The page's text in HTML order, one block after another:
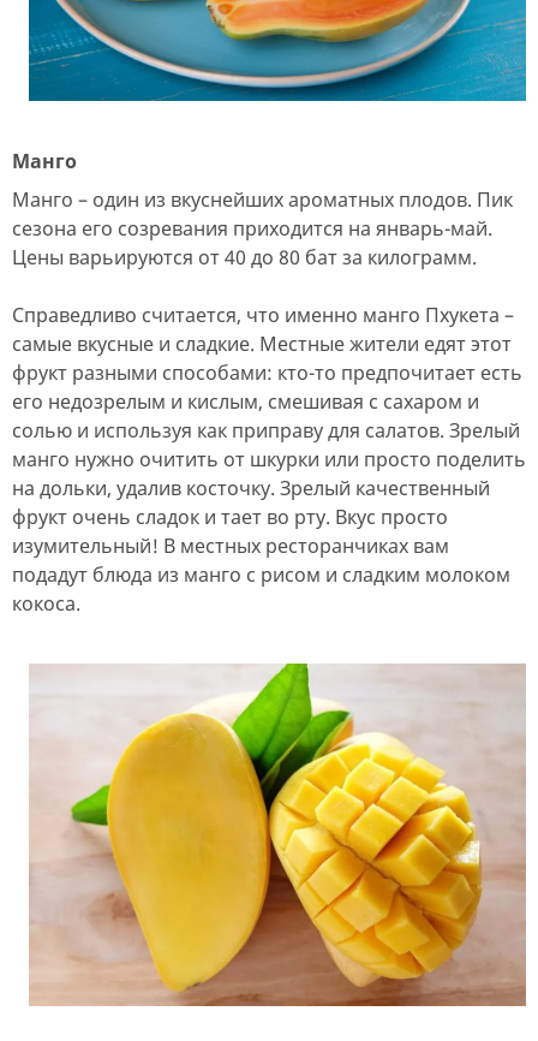
Манго
Манго – один из вкуснейших ароматных плодов. Пик
сезона его созревания приходится на январь-май.
Цены варьируются от 40 до 80 бат за килограмм.
Справедливо считается, что именно манго Пхукета –
самые вкусные и сладкие. Местные жители едят этот
фрукт разными способами: кто-то предпочитает есть
его недозрелым и кислым, смешивая с сахаром и
солью и используя как приправу для салатов. Зрелый
манго нужно очитить от шкурки или просто поделить
на дольки, удалив косточку. Зрелый качественный
фрукт очень сладок и тает во рту. Вкус просто
изумительный! В местных ресторанчиках вам
подадут блюда из манго с рисом и сладким молоком
кокоса.